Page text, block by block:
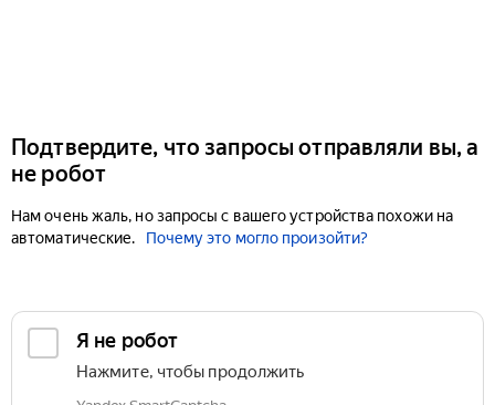
Подтвердите, что запросы отправляли вы, а
не робот
Нам очень жаль, но запросы с вашего устройства похожи на
автоматические.
Почему это могло произойти?